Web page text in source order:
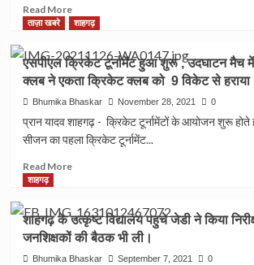
से
शाहगढ़
नगर,बागेश्वर
धाम
सरकार
ऐतिहासिक
स्वागत।
Read MoreRead
more
सागर
कलेक्टर
ने
किया
शाहगढ़
को
हुए
नुकसान
का
ताज़ा खबरे शाहगढ़
एसपीएल क्रिकेट टूर्नामेंट हुआ शुरू , उदघाटन मैच
क्लब ने एकता क्रिकेट क्लब को 9 विकेट से
Bhumika Bhaskar November 28, 2021 0
प्रान यादव शाहगढ़ - क्रिकेट टूर्नामेंटों के आयोजन शुरू होते
सीजन का पहला क्रिकेट टूर्नामेंट...
Read MoreRead
एसपीएल
क्रिकेट
टूर्नामेंट
हुआ
शाहगढ़
शाहगढ़ के उत्कृष्ट विद्यालय पहुचे जेडी ने किया
जनशिक्षकों की बैठक भी ली।
Bhumika Bhaskar September 7, 2021 0